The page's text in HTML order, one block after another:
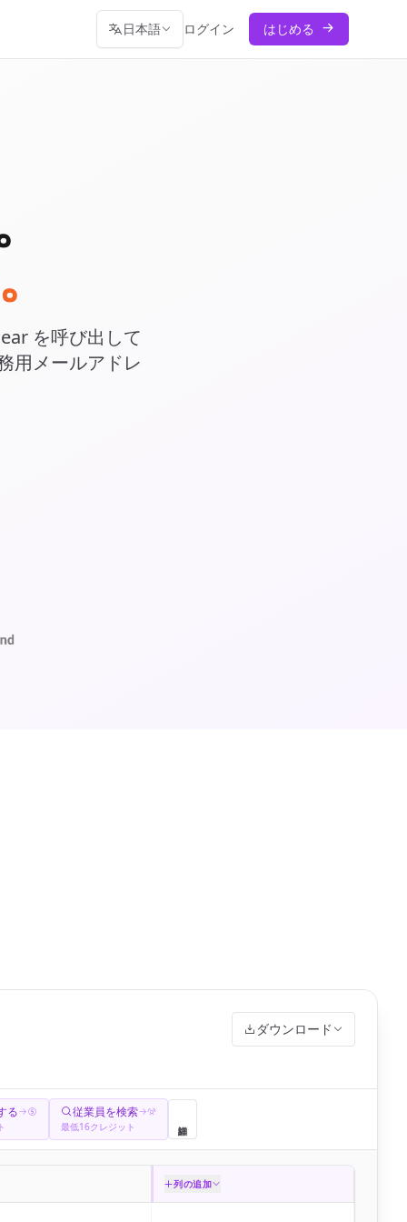
日本語 ログイン はじめる
を呼び出して
用メールアドレ
ダウンロード
る 従業員を検索
最低16クレジット
列の追加